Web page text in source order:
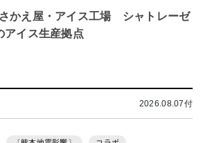
かえ屋・アイス工場 シャトレーゼ
アイス生産拠点
2026.08.07付